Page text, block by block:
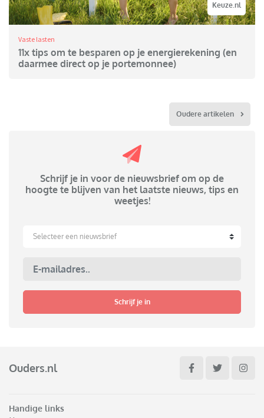
Keuze.nl
Vaste lasten
11x tips om te besparen op je energierekening (en
daarmee direct op je portemonnee)
Oudere artikelen
Schrijf je in voor de nieuwsbrief om op de
hoogte te blijven van het laatste nieuws, tips en
weetjes!
Schrijf je in
Selecteer een nieuwsbrief
Ouders.nl
Handige links